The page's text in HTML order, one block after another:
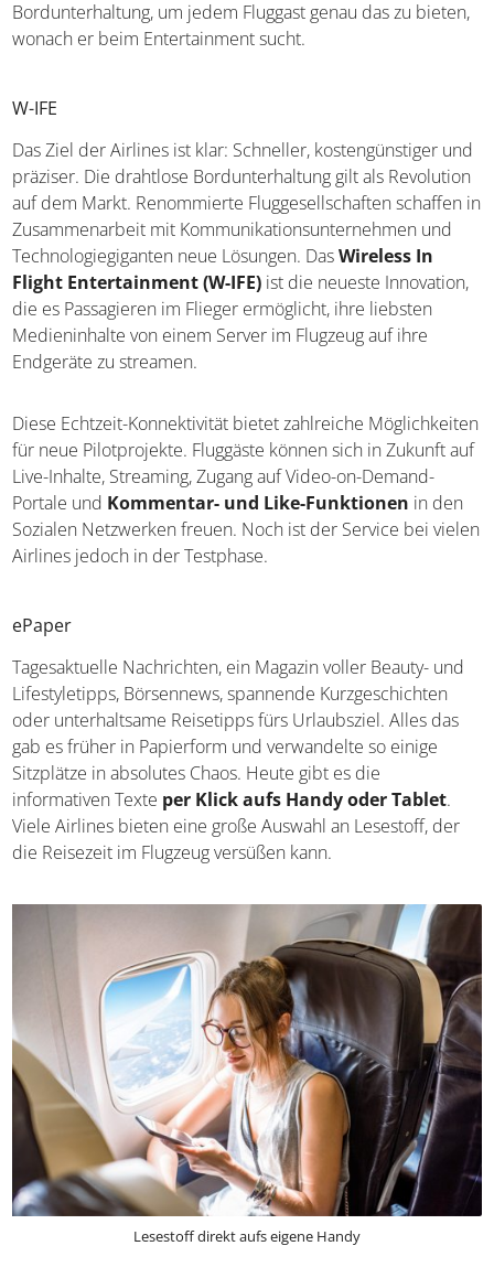
Bordunterhaltung, um jedem Fluggast genau das zu bieten,
wonach er beim Entertainment sucht.
W-IFE
Das Ziel der Airlines ist klar: Schneller, kostengünstiger und
präziser. Die drahtlose Bordunterhaltung gilt als Revolution
auf dem Markt. Renommierte Fluggesellschaften schaffen in
Zusammenarbeit mit Kommunikationsunternehmen und
Technologiegiganten neue Lösungen. DasWireless In
Flight Entertainment (W-IFE) ist die neueste Innovation,
die es Passagieren im Flieger ermöglicht, ihre liebsten
Medieninhalte von einem Server im Flugzeug auf ihre
Endgeräte zu streamen.
Diese Echtzeit-Konnektivität bietet zahlreiche Möglichkeiten
für neue Pilotprojekte. Fluggäste können sich in Zukunft auf
Live-Inhalte, Streaming, Zugang auf Video-on-Demand-
Portale und Kommentar- und Like-Funktionen in den
Sozialen Netzwerken freuen. Noch ist der Service bei vielen
Airlines jedoch in der Testphase.
ePaper
Tagesaktuelle Nachrichten, ein Magazin voller Beauty- und
Lifestyletipps, Börsennews, spannende Kurzgeschichten
oder unterhaltsame Reisetipps fürs Urlaubsziel. Alles das
gab es früher in Papierform und verwandelte so einige
Sitzplätze in absolutes Chaos. Heute gibt es die
informativen Texte per Klick aufs Handy oder Tablet.
Viele Airlines bieten eine große Auswahl an Lesestoff, der
die Reisezeit im Flugzeug versüßen kann.
Lesestoff direkt aufs eigene Handy